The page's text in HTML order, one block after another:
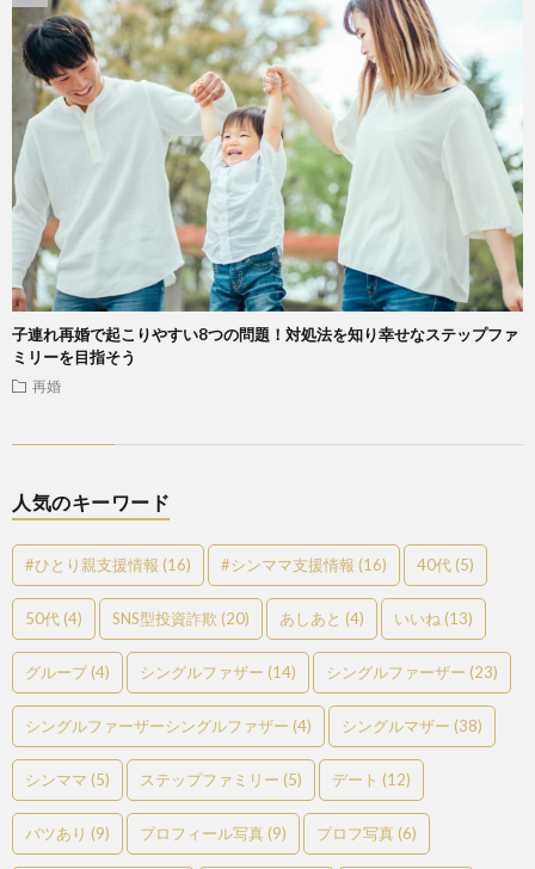
子連れ再婚で起こりやすい8つの問題！対処法を知り幸せなステップファ
ミリーを目指そう
再婚
人気のキーワード
#ひとり親支援情報 (16) #シンママ支援情報 (16) 40代 (5)
50代 (4) SNS型投資詐欺 (20) あしあと (4) いいね (13)
グループ(4) シングルファザー (14) シングルファーザー (23)
シングルファーザーシングルファザー (4) シングルマザー (38)
シンママ (5) ステップファミリー (5) デート (12)
バツあり (9) プロフィール写真 (9) プロフ写真 (6)